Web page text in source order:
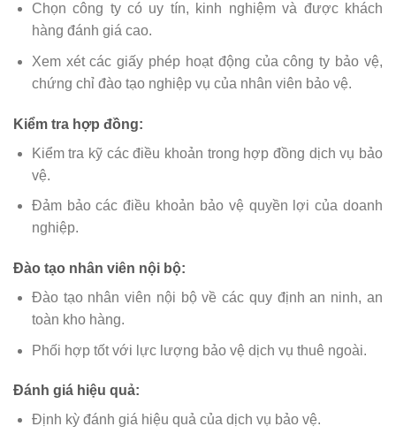
Chọn công ty có uy tín, kinh nghiệm và được khách
hàng đánh giá cao.
Xem xét các giấy phép hoạt động của công ty bảo vệ,
chứng chỉ đào tạo nghiệp vụ của nhân viên bảo vệ.
Kiểm tra hợp đồng:
Kiểm tra kỹ các điều khoản trong hợp đồng dịch vụ bảo
vệ.
Đảm bảo các điều khoản bảo vệ quyền lợi của doanh
nghiệp.
Đào tạo nhân viên nội bộ:
Đào tạo nhân viên nội bộ về các quy định an ninh, an
toàn kho hàng.
Phối hợp tốt với lực lượng bảo vệ dịch vụ thuê ngoài.
Đánh giá hiệu quả:
Định kỳ đánh giá hiệu quả của dịch vụ bảo vệ.